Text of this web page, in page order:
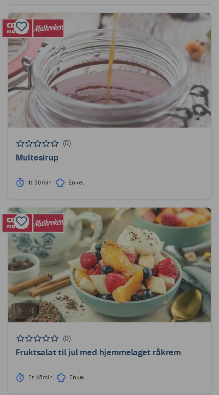
(0)
Multesirup
1t 30min Enkel
(0)
Fruktsalat til jul med hjemmelaget råkrem
2t 45min Enkel